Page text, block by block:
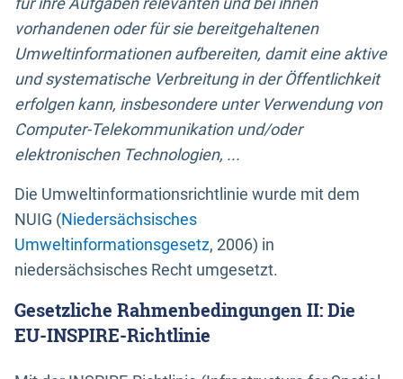
vorhandenen oder für sie bereitgehaltenen
Umweltinformationen aufbereiten, damit eine aktive
und systematische Verbreitung in der Öffentlichkeit
erfolgen kann, insbesondere unter Verwendung von
Computer-Telekommunikation und/oder
elektronischen Technologien, ...
Die Umweltinformationsrichtlinie wurde mit dem
NUIG (Niedersächsisches
Umweltinformationsgesetz, 2006) in
niedersächsisches Recht umgesetzt.
Gesetzliche Rahmenbedingungen II: Die
EU-INSPIRE-Richtlinie